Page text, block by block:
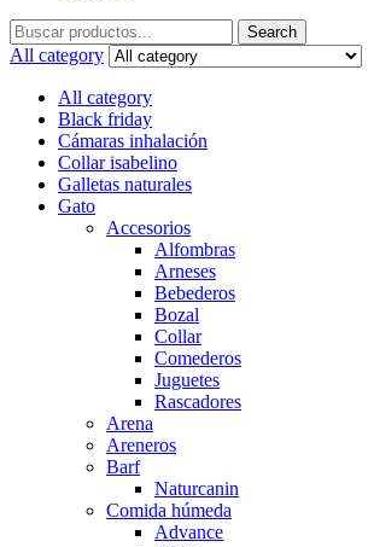
Search
for:
Search
All category
All category
Black friday
Cámaras inhalación
Collar isabelino
Galletas naturales
Gato
Accesorios
Alfombras
Arneses
Bebederos
Bozal
Collar
Comederos
Juguetes
Rascadores
Arena
Areneros
Barf
Naturcanin
Comida húmeda
Advance